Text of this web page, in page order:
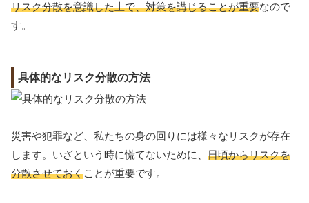
リスク分散を意識した上で、対策を講じることが重要なので
す。
具体的なリスク分散の方法
災害や犯罪など、私たちの身の回りには様々なリスクが存在
します。いざという時に慌てないために、 日頃からリスクを
分散させておくことが重要です。